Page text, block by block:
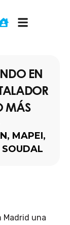
EN
MÁS
, MAPEI,
SOUDAL
Madrid una